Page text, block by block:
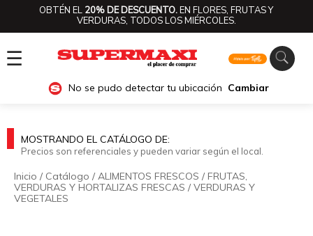
OBTÉN EL 20% DE DESCUENTO.EN FLORES, FRUTAS Y
VERDURAS, TODOS LOS MIÉRCOLES.
☰
No se pudo detectar tu ubicación Cambiar
MOSTRANDO EL CATÁLOGO DE:
Precios son referenciales y pueden variar según el local.
Inicio / Catálogo /ALIMENTOS FRESCOS / FRUTAS,
VERDURAS Y HORTALIZAS FRESCAS /VERDURAS Y
VEGETALES